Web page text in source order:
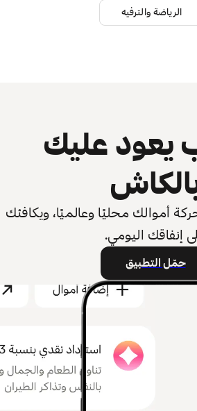
الرياضة والترفيه
عليك
أموالك محليًا وعالميًا، ويكافئك
إنفاقك اليومي.
حمّل التطبيق